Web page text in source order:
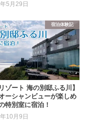
5月29日
宿泊体験記
ゾート 海の別邸ふる川】
ーシャンビューが楽しめ
特別室に宿泊！
10月9日